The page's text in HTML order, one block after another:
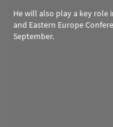
He will also play a key role
and Eastern Europe
September.